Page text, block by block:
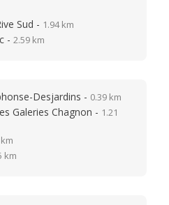
Sud - 1.94 km
- 2.59 km
Desjardins - 0.39 km
Galeries Chagnon - 1.21
km